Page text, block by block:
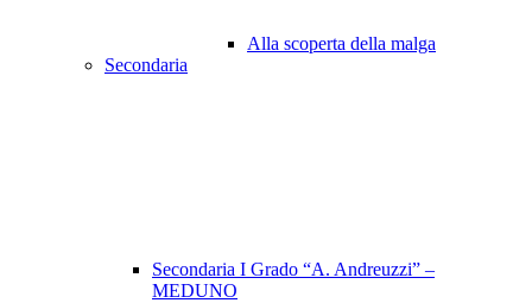
Alla scoperta della malga
Secondaria
Secondaria I Grado “A. Andreuzzi” –
MEDUNO